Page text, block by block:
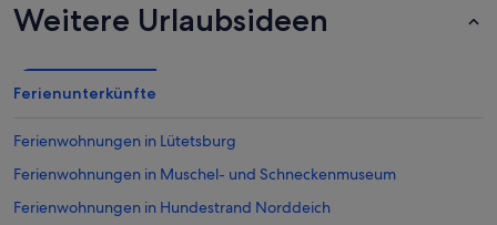
Weitere Urlaubsideen
Ferienunterkünfte
Ferienwohnungen in Lütetsburg
Ferienwohnungen in Muschel- und Schneckenmuseum
Ferienwohnungen in Hundestrand Norddeich